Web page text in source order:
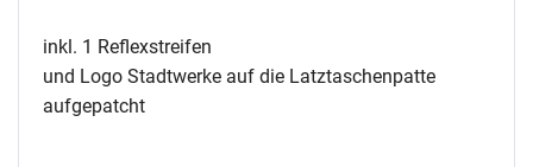
inkl. 1 Reflexstreifen
und Logo Stadtwerke auf die Latztaschenpatte
aufgepatcht